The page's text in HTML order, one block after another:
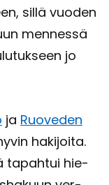
sillä vuo­den
men­nes­sä
jo
ja Ruo­ve­den
ha­ki­joi­ta.
ta­pah­tui hie­